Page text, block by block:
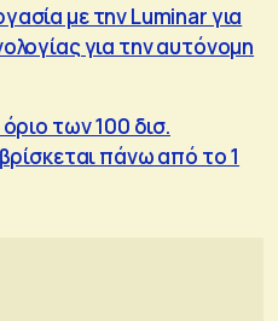
με την Luminar για
για την αυτόνομη
των 100 δισ.
πάνω από το 1